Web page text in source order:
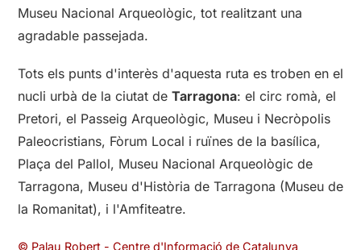
Museu Nacional Arqueològic, tot realitzant una
agradable passejada.
Tots els punts d'interès d'aquesta ruta es troben en el
nucli urbà de la ciutat de Tarragona: el circ romà, el
Pretori, el Passeig Arqueològic, Museu i Necròpolis
Paleocristians, Fòrum Local i ruïnes de la basílica,
Plaça del Pallol, Museu Nacional Arqueològic de
Tarragona, Museu d'Història de Tarragona (Museu de
la Romanitat), i l'Amfiteatre.
© Palau Robert - Centre d'Informació de Catalunya